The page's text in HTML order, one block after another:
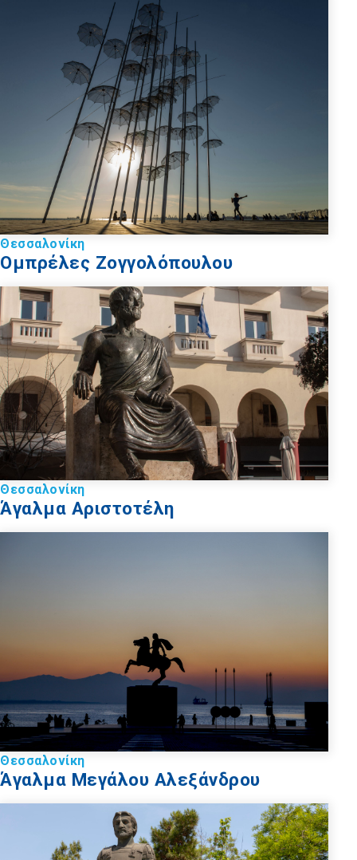
Θεσσαλονίκη
Ομπρέλες Ζογγολόπουλου
Θεσσαλονίκη
Άγαλμα Αριστοτέλη
Θεσσαλονίκη
Άγαλμα Μεγάλου Αλεξάνδρου